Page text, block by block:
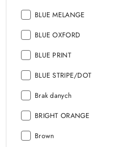
Kolor:
BLUE MELANGE
Kolor:
BLUE OXFORD
Kolor:
BLUE PRINT
Kolor:
BLUE STRIPE/DOT
Kolor:
Brak danych
Kolor:
BRIGHT ORANGE
Kolor:
Brown